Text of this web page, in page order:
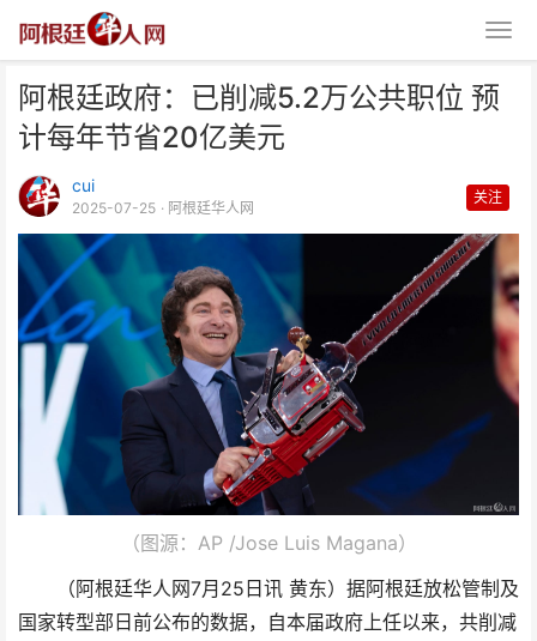
阿根廷政府：已削减5.2万公共职位 预
计每年节省20亿美元
cui
2025-07-25 · 阿根廷华人网
关注
（图源：AP /Jose Luis Magana）
（阿根廷华人网7月25日讯 黄东）据阿根廷放松管制及
国家转型部日前公布的数据，自本届政府上任以来，共削减
阿根廷政府：已削减5.2万公共职
位 预计每年节省20